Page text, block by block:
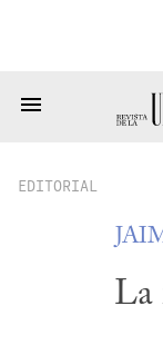
EDITORIAL
La